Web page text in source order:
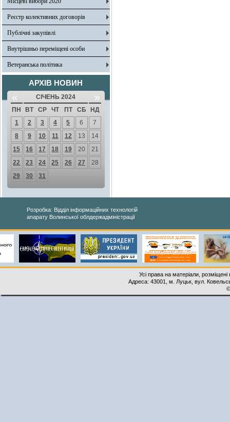
Реєстр колективних договорів
Публічні закупівлі
Внутрішньо переміщені особи
Ветеранська політика
АРХІВ НОВИН
« СІЧЕНЬ 2024 »
ПН ВТ СР ЧТ ПТ СБ
НД
1
2 3 4 5 6
7
8
9 10 11 12 13
14
15
16 17 18 19 20
21
22
23 24 25 26 27
28
29
30 31
Розробка: Відділ інформаційних технологій
апарату Волинської облдержадміністрації
Усі права на матеріали,
Адреса: 43001, м. Луцьк, вул.